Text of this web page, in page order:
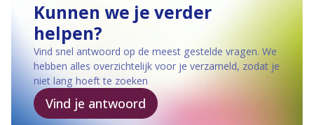
Kunnen we je verder
helpen?
Vind snel antwoord op de meest gestelde vragen. We
hebben alles overzichtelijk voor je verzameld, zodat je
niet lang hoeft te zoeken
Vind je antwoord